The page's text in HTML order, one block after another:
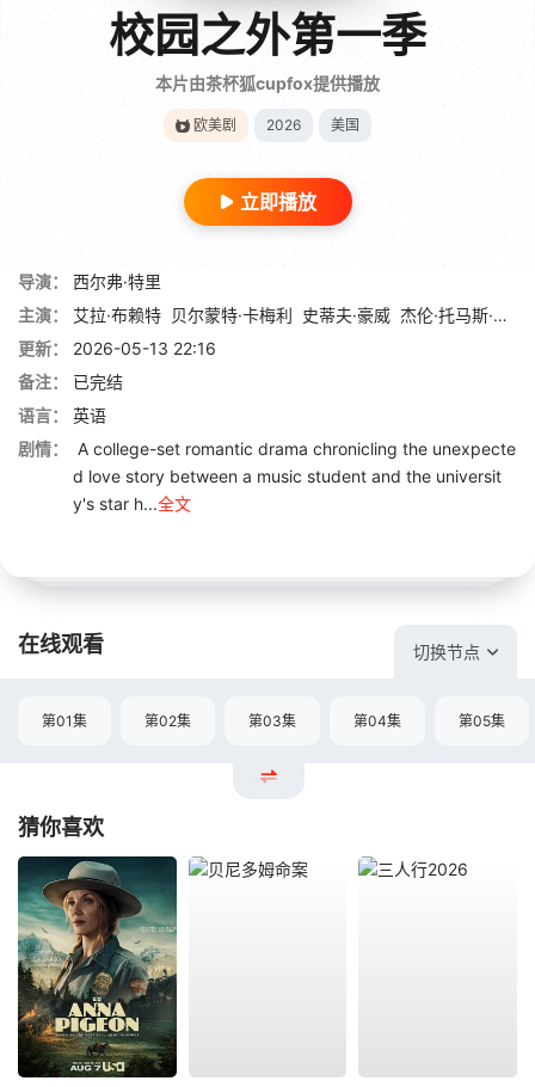
校园之外第一季
本片由茶杯狐cupfox提供播放
欧美剧 2026 美国
立即播放
导演：
西尔弗·特里
主演：
艾拉·布赖特 贝尔蒙特·卡梅利 史蒂夫·豪威 杰伦·托马斯·布鲁克斯
更新：
2026-05-13 22:16
备注：
已完结
语言：
英语
剧情：
A college-set romantic drama chronicling the unexpecte
d love story between a music student and the universit
y's star h...全文
在线观看 切换节点
第01集 第02集 第03集 第04集 第05集
猜你喜欢